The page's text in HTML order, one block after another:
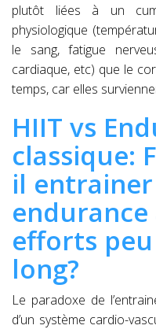
plutôt liées à un
physiologique
le sang, fatigue
cardiaque, etc) que le
temps, car elles
HIIT vs
classique:
il
endurance
efforts
long?
Le paradoxe de
d’un système cardio-